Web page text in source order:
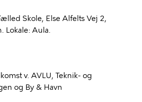
Skole, Else Alfelts Vej 2,
Lokale: Aula.
v. AVLU, Teknik- og
og By & Havn